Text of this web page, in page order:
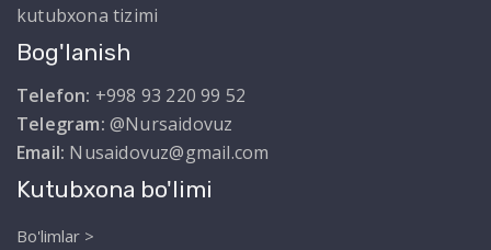
kutubxona tizimi
Bog'lanish
Telefon: +998 93 220 99 52
Telegram: @Nursaidovuz
Email: Nusaidovuz@gmail.com
Kutubxona bo'limi
Bo'limlar >